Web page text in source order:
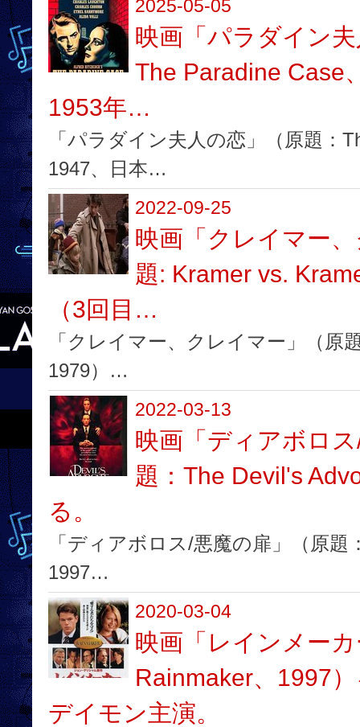
2025-05-05
映画「パラダイン
The Paradine Case
1953年…
「パラダイン夫人の恋」（原題：
1947、日本…
2022-09-25
映画「クレイマー
題: Kramer vs.
（3回目…
「クレイマー、クレイマー」（原
1979）…
2022-03-13
映画「ディアボロ
題：The Devil's
る。
「ディアボロス/悪魔の扉」（原題
1997…
2020-03-04
映画「レインメー
Rainmaker、1997
デイモン主演。